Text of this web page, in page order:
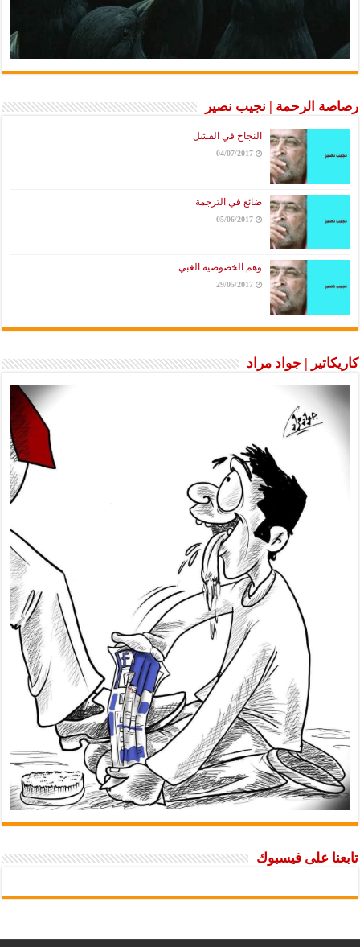
رصاصة الرحمة | نجيب نصير
النجاح في الفشل
04/07/2017
ضائع في الترجمة
05/06/2017
وهم الخصوصية الغبي
29/05/2017
كاريكاتير | جواد مراد
تابعنا على فيسبوك